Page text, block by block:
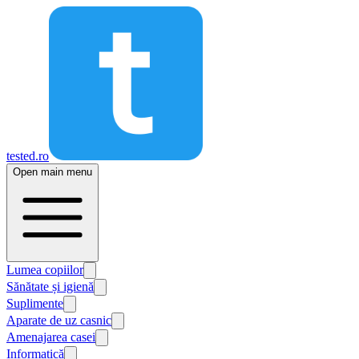
tested.ro
Open main menu
Lumea copiilor
Sănătate și igienă
Suplimente
Aparate de uz casnic
Amenajarea casei
Informatică